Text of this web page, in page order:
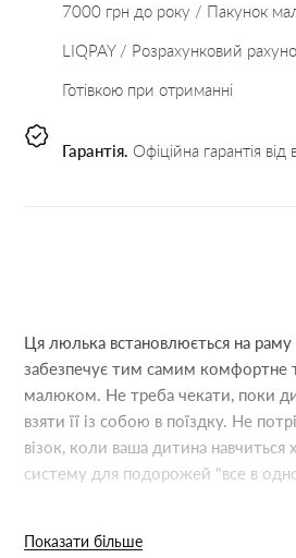
Ця люлька встановлюється на
забезпечує тим самим комфортне
малюком. Не треба чекати, поки
взяти її із собою в поїздку. Не
візок, коли ваша дитина
систему для подорожей "все в
Чохол для ніжок та адаптери
Показати більше
7000 грн до року / Пакунок
LIQPAY / Розрахунковий
Готівкою при отриманні
Гарантія. Офіційна гарантія від